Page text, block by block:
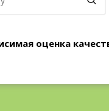
оценка